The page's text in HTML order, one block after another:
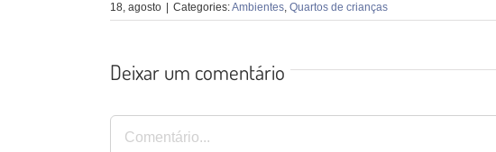
18, agosto Categories:Ambientes, Quartos de crianças
Deixar um comentário
Comentário